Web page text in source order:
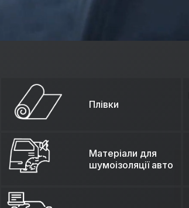
Плівки
Матеріали для
шумоізоляції авто